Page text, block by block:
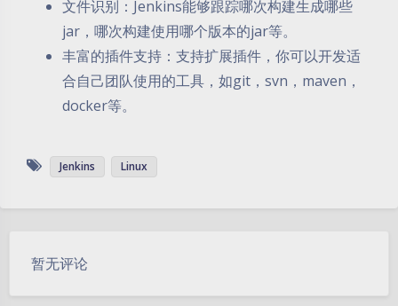
文件识别：Jenkins能够跟踪哪次构建生成哪些
jar，哪次构建使用哪个版本的jar等。
丰富的插件支持：支持扩展插件，你可以开发适
合自己团队使用的工具，如git，svn，maven，
docker等。
Jenkins Linux
暂无评论